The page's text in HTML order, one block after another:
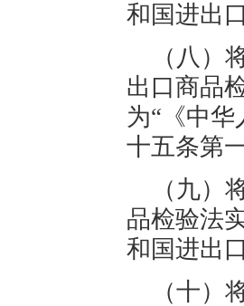
和国进出
（八）
出口商品
为“《中
十五条第
（九）
品检验法
和国进出
（十）